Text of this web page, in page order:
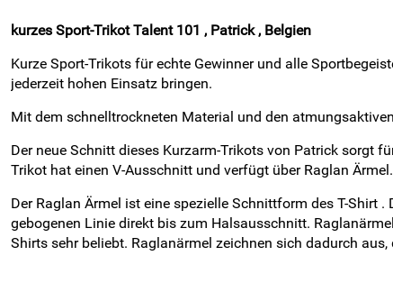
kurzes Sport-Trikot Talent 101 , Patrick , Belgien
Kurze Sport-Trikots für echte Gewinner und alle
jederzeit hohen Einsatz bringen.
Mit dem schnelltrockneten Material und den
Der neue Schnitt dieses Kurzarm-Trikots von Patrick sorgt
Trikot hat einen V-Ausschnitt und verfügt über Raglan Ärmel.
Der Raglan Ärmel ist eine spezielle Schnittform des T-Shirt
gebogenen Linie direkt bis zum Halsausschnitt.
Shirts sehr beliebt. Raglanärmel zeichnen sich dadurch